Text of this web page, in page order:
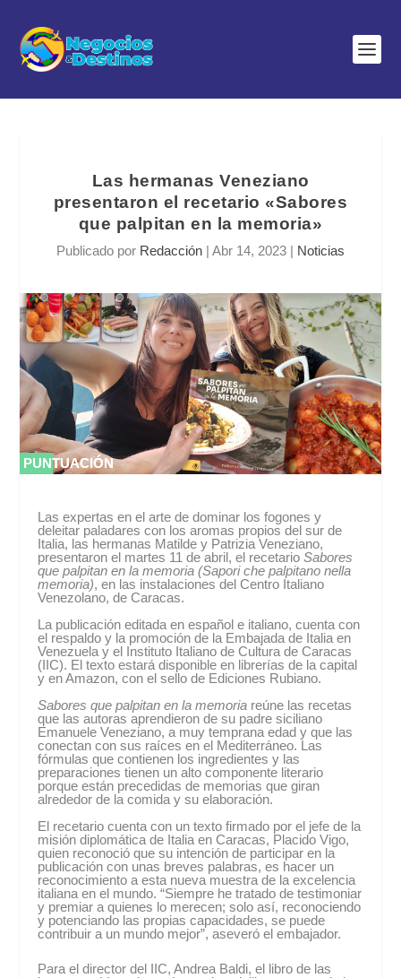
Las hermanas Veneziano
presentaron el recetario «Sabores
que palpitan en la memoria»
Publicado por Redacción | Abr 14, 2023 | Noticias
PUNTUACIÓN
PUNTUACIÓN
Las expertas en el arte de dominar los fogones y
deleitar paladares con los aromas propios del sur de
Italia, las hermanas Matilde y Patrizia Veneziano,
presentaron el martes 11 de abril, el recetarioSabores
que palpitan en la memoria (Sapori che palpitano nella
memoria), en las instalaciones del Centro Italiano
Venezolano, de Caracas.
La publicación editada en español e italiano, cuenta con
el respaldo y la promoción de la Embajada de Italia en
Venezuela y el Instituto Italiano de Cultura de Caracas
(IIC). El texto estará disponible en librerías de la capital
y en Amazon, con el sello de Ediciones Rubiano.
Sabores que palpitan en la memoria reúne las recetas
que las autoras aprendieron de su padre siciliano
Emanuele Veneziano, a muy temprana edad y que las
conectan con sus raíces en el Mediterráneo. Las
fórmulas que contienen los ingredientes y las
preparaciones tienen un alto componente literario
porque están precedidas de memorias que giran
alrededor de la comida y su elaboración.
El recetario cuenta con un texto firmado por el jefe de la
misión diplomática de Italia en Caracas, Placido Vigo,
quien reconoció que su intención de participar en la
publicación con unas breves palabras, es hacer un
reconocimiento a esta nueva muestra de la excelencia
italiana en el mundo. “Siempre he tratado de testimoniar
y premiar a quienes lo merecen; solo así, reconociendo
y potenciando las propias capacidades, se puede
contribuir a un mundo mejor”, aseveró el embajador.
Para el director del IIC, Andrea Baldi, el libro de las